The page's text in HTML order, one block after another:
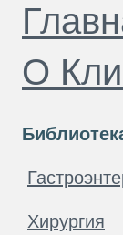
О
Хирургия